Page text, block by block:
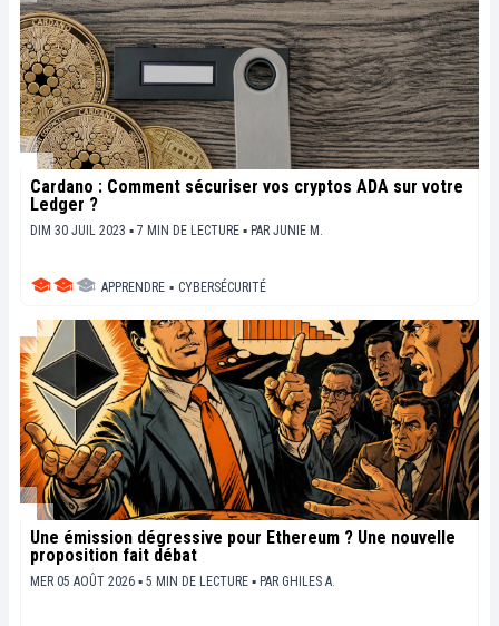
Cardano : Comment sécuriser vos cryptos ADA sur votre
Ledger ?
DIM 30 JUIL 2023 ▪ 7 MIN DE LECTURE ▪ PAR JUNIE M.
APPRENDRE ▪ CYBERSÉCURITÉ
Une émission dégressive pour Ethereum ? Une nouvelle
proposition fait débat
MER 05 AOÛT 2026 ▪ 5 MIN DE LECTURE ▪ PAR GHILES A.